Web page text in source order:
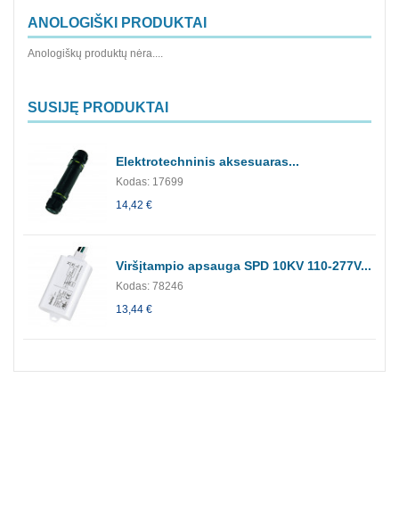
ANOLOGIŠKI PRODUKTAI
Anologiškų produktų nėra....
SUSIJĘ PRODUKTAI
Elektrotechninis aksesuaras...
Kodas: 17699
14,42 €
Viršįtampio apsauga SPD 10KV 110-277V...
Kodas: 78246
13,44 €